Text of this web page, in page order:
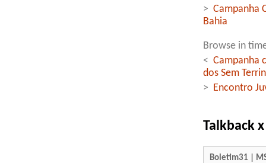
> Campanha
Bahia
Browse in
< Campanha
dos Sem
>
Encontro
Talkback
Boletim31 |